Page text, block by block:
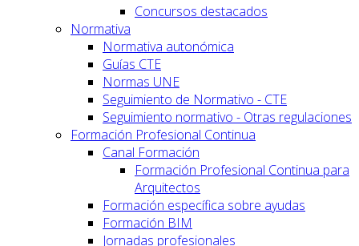
Concursos destacados
Normativa
Normativa autonómica
Guías CTE
Normas UNE
Seguimiento de Normativo - CTE
Seguimiento normativo - Otras regulaciones
Formación Profesional Continua
Canal Formación
Formación Profesional Continua para
Arquitectos
Formación específica sobre ayudas
Formación BIM
Jornadas profesionales